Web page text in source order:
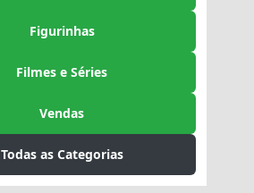
Figurinhas
Filmes e Séries
Vendas
Todas as Categorias